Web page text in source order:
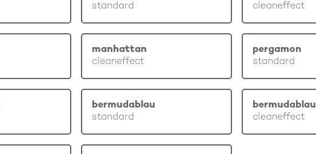
standard
cleaneffect
manhattan
cleaneffect
pergamon
standard
bermudablau
standard
bermudablau
cleaneffect